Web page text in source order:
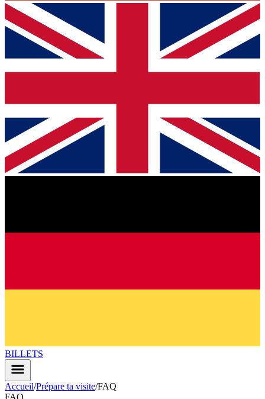
BILLETS
Accueil/Prépare ta visite/FAQ
FAQ